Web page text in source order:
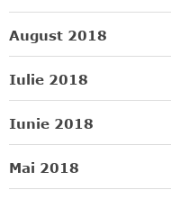
August 2018
Iulie 2018
Iunie 2018
Mai 2018